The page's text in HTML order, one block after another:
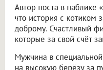
Автор поста в паблике
что история с котиком
доброму. Счастливый
которые за свой счёт
Мужчина в
на высокую берёзу за